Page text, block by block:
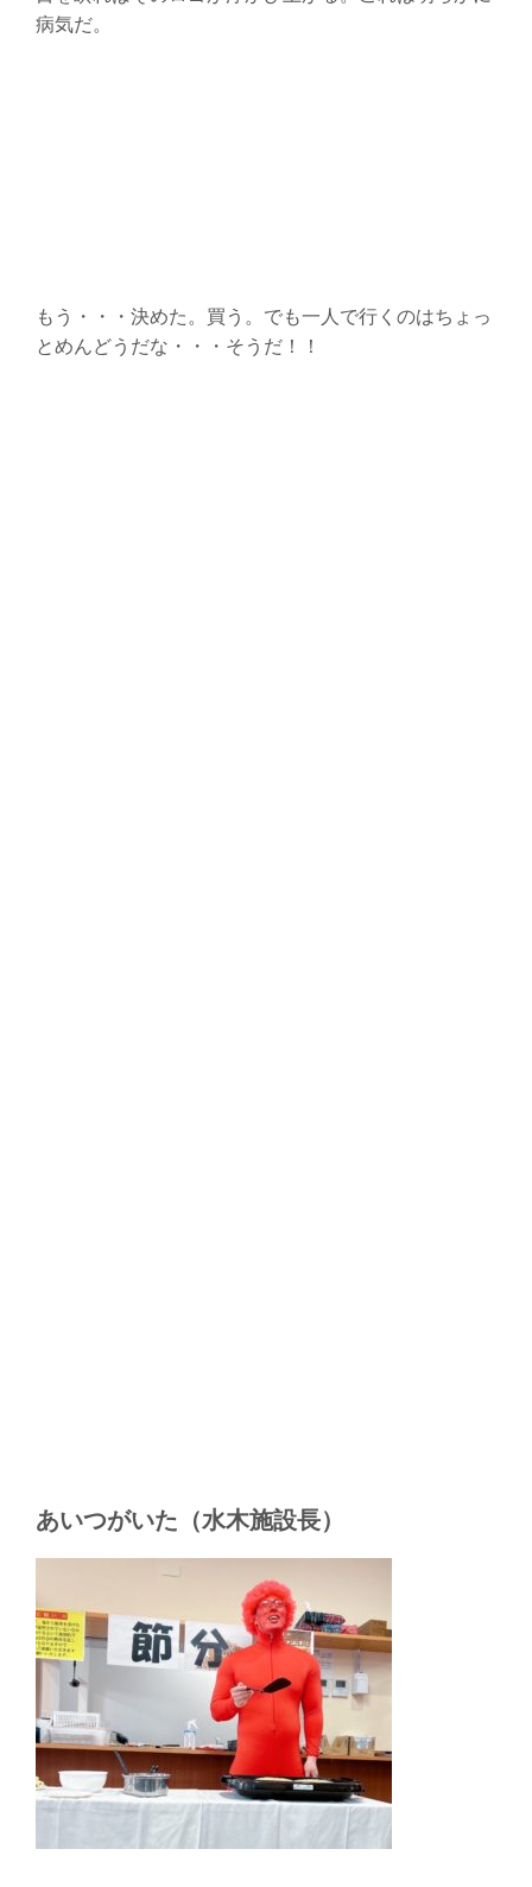
病気だ。
もう・・・決めた。買う。でも一人で行くのはちょっ
とめんどうだな・・・そうだ！！
あいつがいた（水木施設長）